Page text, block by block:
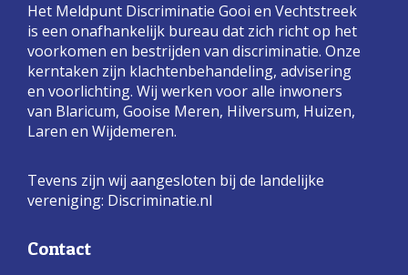
Het Meldpunt Discriminatie Gooi en Vechtstreek
is een onafhankelijk bureau dat zich richt op het
voorkomen en bestrijden van discriminatie. Onze
kerntaken zijn klachtenbehandeling, advisering
en voorlichting. Wij werken voor alle inwoners
van Blaricum, Gooise Meren, Hilversum, Huizen,
Laren en Wijdemeren.
Tevens zijn wij aangesloten bij de landelijke
vereniging: Discriminatie.nl
Contact